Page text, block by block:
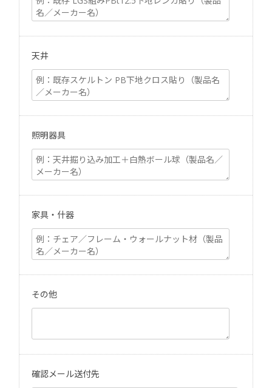
天井
照明器具
家具・什器
その他
確認メール送付先